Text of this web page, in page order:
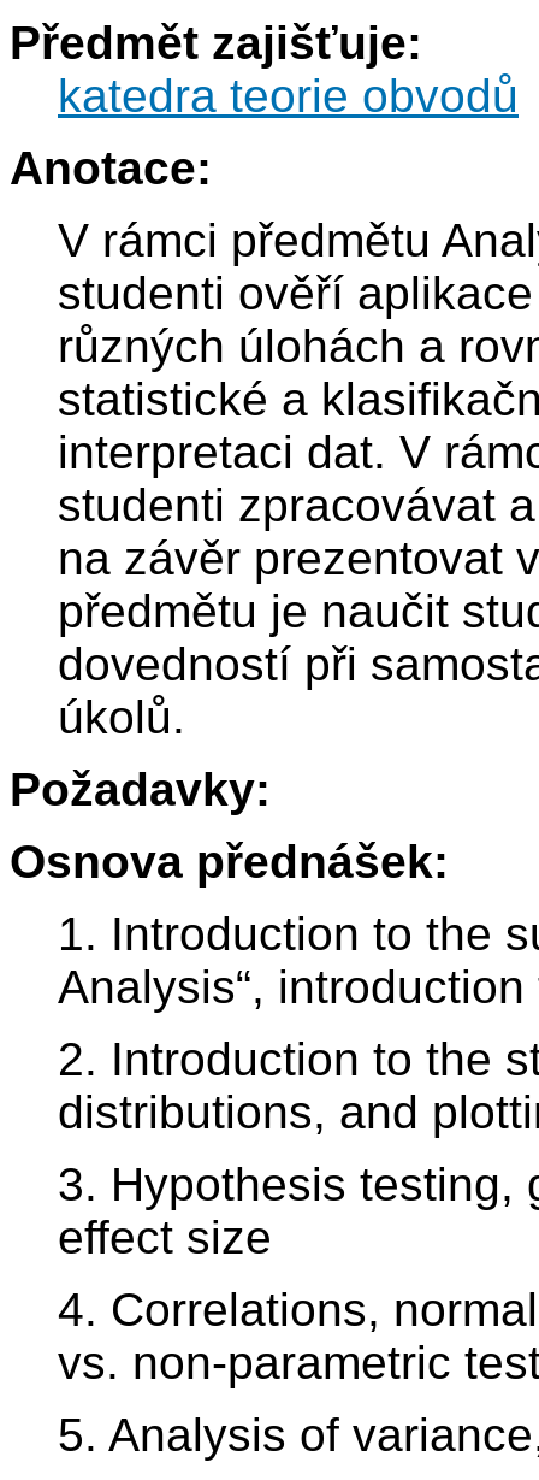
Předmět zajišťuje:
katedra teorie obvodů
Anotace:
V rámci předmětu
studenti ověří
různých úlohách a
statistické a
interpretaci dat. V
studenti zpracovávat
na závěr prezentovat
předmětu je naučit
dovedností při
úkolů.
Požadavky:
Osnova přednášek:
1. Introduction to the
Analysis“,
2. Introduction to the
distributions, and
3. Hypothesis testing,
effect size
4. Correlations,
vs. non-parametric
5. Analysis of